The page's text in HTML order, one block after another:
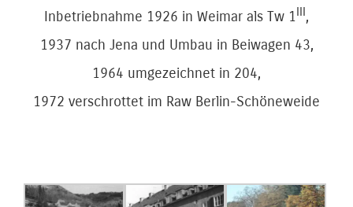
Inbetriebnahme 1926 in Weimar als Tw 1III,
1937 nach Jena und Umbau in Beiwagen 43,
1964 umgezeichnet in 204,
1972 verschrottet im Raw Berlin-Schöneweide